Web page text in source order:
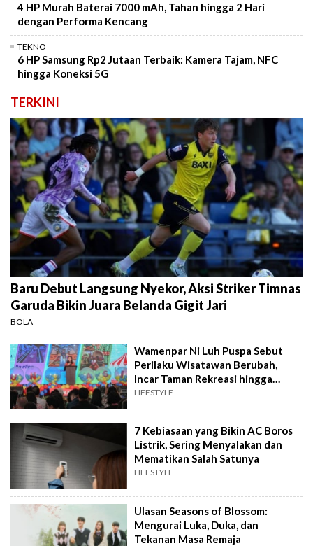
4 HP Murah Baterai 7000 mAh, Tahan hingga 2 Hari
dengan Performa Kencang
TEKNO
6 HP Samsung Rp2 Jutaan Terbaik: Kamera Tajam, NFC
hingga Koneksi 5G
TERKINI
Baru Debut Langsung Nyekor, Aksi Striker Timnas
Garuda Bikin Juara Belanda Gigit Jari
BOLA
Wamenpar Ni Luh Puspa Sebut
Perilaku Wisatawan Berubah,
Incar Taman Rekreasi hingga
Atraksi Wisata
LIFESTYLE
7 Kebiasaan yang Bikin AC Boros
Listrik, Sering Menyalakan dan
Mematikan Salah Satunya
LIFESTYLE
Ulasan Seasons of Blossom:
Mengurai Luka, Duka, dan
Tekanan Masa Remaja